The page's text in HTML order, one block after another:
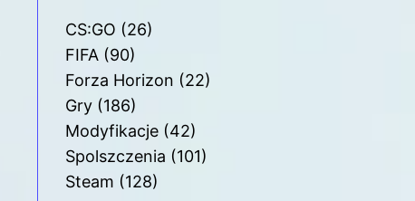
CS:GO (26)
FIFA(90)
Forza Horizon (22)
Gry(186)
Modyfikacje(42)
Spolszczenia (101)
Steam (128)